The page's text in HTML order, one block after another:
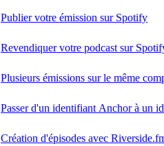
Publier votre émission sur Spotify
Revendiquer votre podcast sur
Plusieurs émissions sur le même
Passer d'un identifiant Anchor à un
Création d'épisodes avec